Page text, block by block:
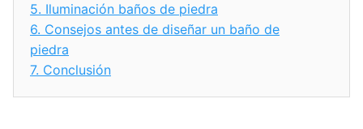
5. Iluminación baños de piedra
6. Consejos antes de diseñar un baño de
piedra
7. Conclusión